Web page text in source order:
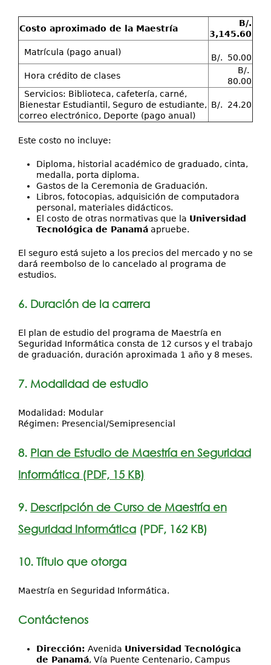
Costo aproximado de la Maestría
B/.
3,145.60
Matrícula (pago anual)
B/. 50.00
Hora crédito de clases
B/.
80.00
Servicios: Biblioteca, cafetería, carné,
Bienestar Estudiantil, Seguro de estudiante,
correo electrónico, Deporte (pago anual)
B/. 24.20
Este costo no incluye:
Diploma, historial académico de graduado, cinta,
medalla, porta diploma.
Gastos de la Ceremonia de Graduación.
Libros, fotocopias, adquisición de computadora
personal, materiales didácticos.
El costo de otras normativas que la Universidad
Tecnológica de Panamá apruebe.
El seguro está sujeto a los precios del mercado y no se
dará reembolso de lo cancelado al programa de
estudios.
6. Duración de la carrera
El plan de estudio del programa de Maestría en
Seguridad Informática consta de 12 cursos y el trabajo
de graduación, duración aproximada 1 año y 8 meses.
7. Modalidad de estudio
Modalidad: Modular
Régimen: Presencial/Semipresencial
8. Plan de Estudio de Maestría en Seguridad
Informática (PDF, 15 KB)
9. Descripción de Curso de Maestría en
Seguridad Informática (PDF, 162 KB)
10. Título que otorga
Maestría en Seguridad Informática.
Contáctenos
Dirección: Avenida Universidad Tecnológica
de Panamá, Vía Puente Centenario, Campus